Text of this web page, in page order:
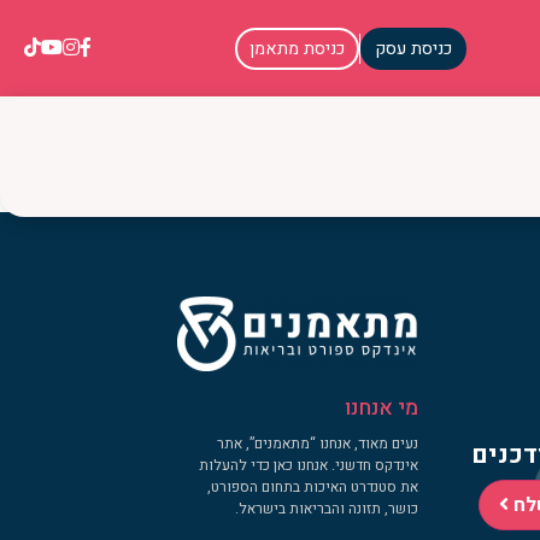
כניסת עסק כניסת מתאמן
מי אנחנו
נעים מאוד, אנחנו “מתאמנים”, אתר
אינדקס חדשני. אנחנו כאן כדי להעלות
את סטנדרט האיכות בתחום הספורט,
כושר, תזונה והבריאות בישראל.